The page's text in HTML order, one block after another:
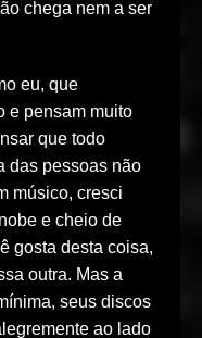
chega nem a ser
eu, que
e pensam muito
que todo
das pessoas não
músico, cresci
e cheio de
gosta desta coisa,
outra. Mas a
seus discos
ao lado